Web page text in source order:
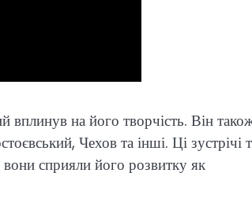
на його творчість. Він
Чехов та інші. Ці зустрічі
сприяли його розвитку як